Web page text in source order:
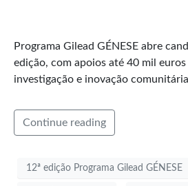
Programa Gilead GÉNESE abre
edição, com apoios até 40 mil
investigação e inovação
Continue reading
12ª edição Programa Gilead GÉNESE